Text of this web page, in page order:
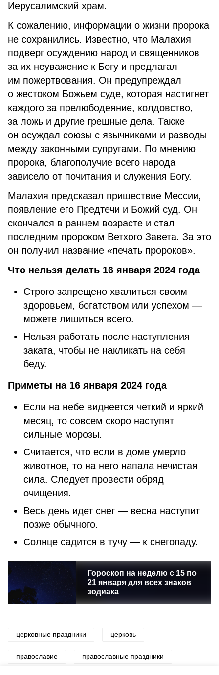
Иерусалимский храм.
К сожалению, информации о жизни пророка
не сохранились. Известно, что Малахия
подверг осуждению народ и священников
за их неуважение к Богу и предлагал
им пожертвования. Он предупреждал
о жестоком Божьем суде, которая настигнет
каждого за прелюбодеяние, колдовство,
за ложь и другие грешные дела. Также
он осуждал союзы с язычниками и разводы
между законными супругами. По мнению
пророка, благополучие всего народа
зависело от почитания и служения Богу.
Малахия предсказал пришествие Мессии,
появление его Предтечи и Божий суд. Он
скончался в раннем возрасте и стал
последним пророком Ветхого Завета. За это
он получил название «печать пророков».
Что нельзя делать 16 января 2024 года
Строго запрещено хвалиться своим
здоровьем, богатством или успехом —
можете лишиться всего.
Нельзя работать после наступления
заката, чтобы не накликать на себя
беду.
Приметы на 16 января 2024 года
Если на небе виднеется четкий и яркий
месяц, то совсем скоро наступят
сильные морозы.
Считается, что если в доме умерло
животное, то на него напала нечистая
сила. Следует провести обряд
очищения.
Весь день идет снег — весна наступит
позже обычного.
Солнце садится в тучу — к снегопаду.
Гороскоп на неделю с 15 по
21 января для всех знаков
зодиака
церковные праздники церковь
православие православные праздники